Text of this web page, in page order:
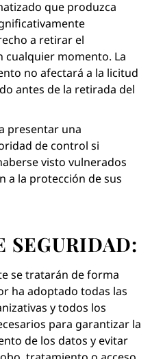
que produzca
a retirar el
momento. La
no afectará a la licitud
antes de la retirada del
presentar una
de control si
visto vulnerados
a la protección de sus
SEGURIDAD:
se tratarán de forma
ha adoptado todas las
y todos los
para garantizar la
de los datos y evitar